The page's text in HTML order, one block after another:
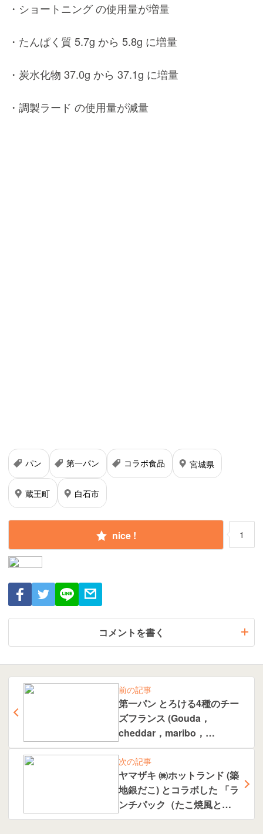
・ショートニング の使用量が増量
・たんぱく質 5.7g から 5.8g に増量
・炭水化物 37.0g から 37.1g に増量
・調製ラード の使用量が減量
パン 第一パン コラボ食品 宮城県
蔵王町 白石市
nice ! 1
コメントを書く
前の記事
第一パン とろける4種のチー
ズフランス (Gouda，
cheddar，maribo，
creamcheese)
次の記事
ヤマザキ ㈱ホットランド (築
地銀だこ) とコラボした 「ラ
ンチパック（たこ焼風と焼
きそば）築地銀だこ監修」